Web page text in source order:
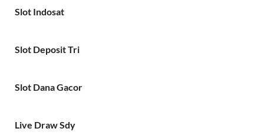
Slot Indosat
Slot Deposit Tri
Slot Dana Gacor
Live Draw Sdy